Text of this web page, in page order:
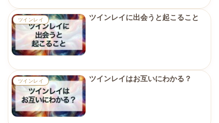
ツインレイ ツインレイに出会うと起こること
ツインレイ ツインレイはお互いにわかる？